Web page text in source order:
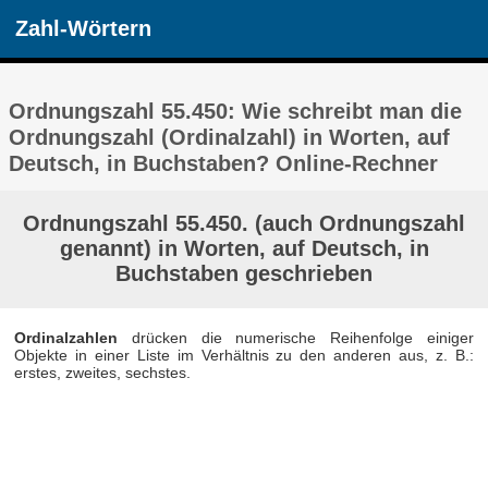
Zahl-Wörtern
Ordnungszahl 55.450: Wie schreibt man die
Ordnungszahl (Ordinalzahl) in Worten, auf
Deutsch, in Buchstaben? Online-Rechner
Ordnungszahl 55.450. (auch Ordnungszahl
genannt) in Worten, auf Deutsch, in
Buchstaben geschrieben
Ordinalzahlen drücken die numerische Reihenfolge einiger
Objekte in einer Liste im Verhältnis zu den anderen aus, z. B.:
erstes, zweites, sechstes.